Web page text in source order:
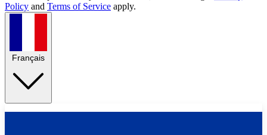
Policy and Terms of Service apply.
Français